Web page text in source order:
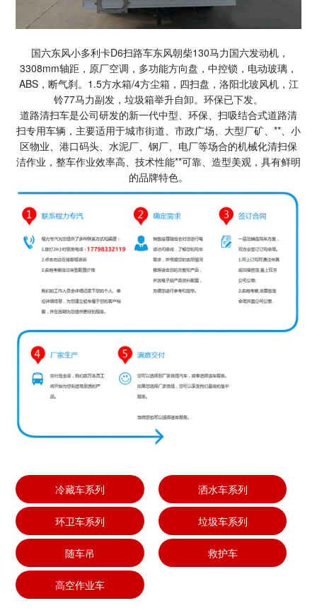
国六东风小多利卡D6扫路车东风朝柴130马力国六发动机，
3308mm轴距，原厂空调，多功能方向盘，中控锁，电动玻璃，
ABS，断气刹。1.5方水箱/4方尘箱，四扫盘，洛阳北玻风机，江
铃77马力副发，垃圾箱举升自卸。环保已下发。
道路清扫车是公司研发的新一代中型、环保、扫吸结合式道路清
扫专用车辆，主要适用于城市街道、市政广场、大型厂矿、**、小
区物业、港口码头、水泥厂、钢厂、电厂等场合的机械化清扫保
洁作业，整车作业效率高、技术性能**可靠、造型美观，具有鲜明
的品牌特色。
冷藏车系列 洒水车系列
环卫车系列 垃圾车系列
随车吊 救护车
高空作业车